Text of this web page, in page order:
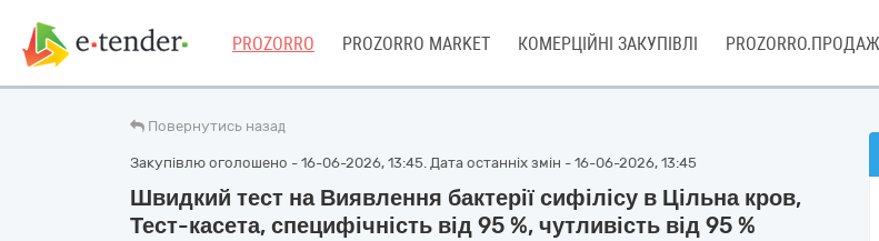
PROZORRO PROZORRO MARKET КОМЕРЦІЙНІ ЗАКУПІВЛІ
Повернутись назад
Закупівлю оголошено - 16-06-2026, 13:45. Дата останніх змін - 16-06-2026, 13:45
Швидкий тест на Виявлення бактерії сифілісу в Цільна кров,
Тест-касета, специфічність від 95 %, чутливість від 95 %